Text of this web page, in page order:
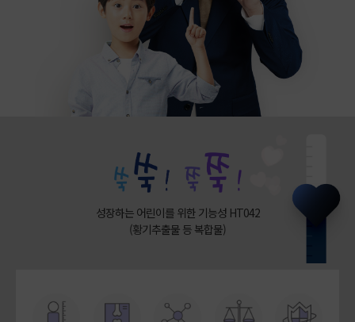
성장하는 어린이를 위한 기능성 HT042
(황기추출물 등 복합물)